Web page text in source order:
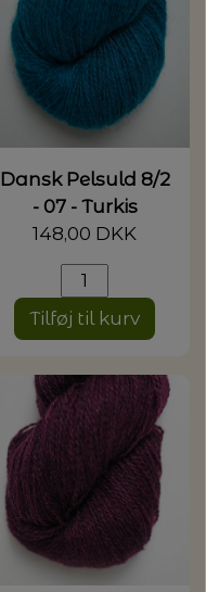
Dansk Pelsuld 8/2
- 07 - Turkis
148,00 DKK
Tilføj til kurv